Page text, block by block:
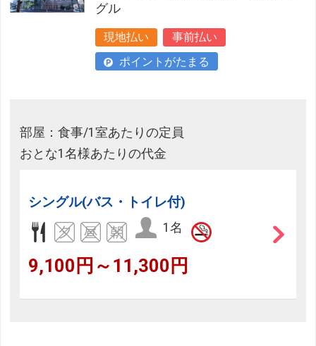
グル
現地払い
事前払い
ポイントがたまる
部屋：食事/1室あたりの定員
おとな1名様あたりの代金
シングル(バス・トイレ付)
1名
9,100円～11,300円